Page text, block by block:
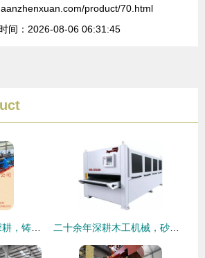
product/70.html
间：2026-08-06 06:31:45
威力达机械 十五载深耕，铸就卷板机行业信赖品牌 二十余年深耕木工机械，砂光机专业化定制引领行业创新